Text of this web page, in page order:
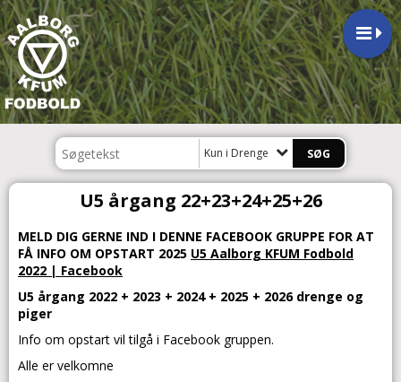
Kun i Drenge
U5 årgang 22+23+24+25+26
MELD DIG GERNE IND I DENNE FACEBOOK GRUPPE FOR AT
FÅ INFO OM OPSTART 2025 U5 Aalborg KFUM Fodbold
2022 | Facebook
U5 årgang 2022 + 2023 + 2024 + 2025 + 2026 drenge og
piger
Info om opstart vil tilgå i Facebook gruppen.
Alle er velkomne